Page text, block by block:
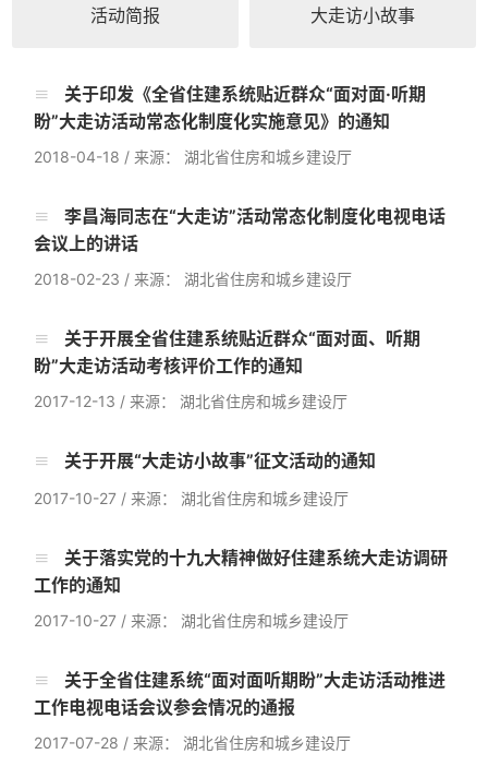
活动简报 大走访小故事
关于印发《全省住建系统贴近群众“面对面·听期
盼”大走访活动常态化制度化实施意见》的通知
2018-04-18 / 来源： 湖北省住房和城乡建设厅
李昌海同志在“大走访”活动常态化制度化电视电话
会议上的讲话
2018-02-23 / 来源： 湖北省住房和城乡建设厅
关于开展全省住建系统贴近群众“面对面、听期
盼”大走访活动考核评价工作的通知
2017-12-13 / 来源： 湖北省住房和城乡建设厅
关于开展“大走访小故事”征文活动的通知
2017-10-27 / 来源： 湖北省住房和城乡建设厅
关于落实党的十九大精神做好住建系统大走访调研
工作的通知
2017-10-27 / 来源： 湖北省住房和城乡建设厅
关于全省住建系统“面对面听期盼”大走访活动推进
工作电视电话会议参会情况的通报
2017-07-28 / 来源： 湖北省住房和城乡建设厅